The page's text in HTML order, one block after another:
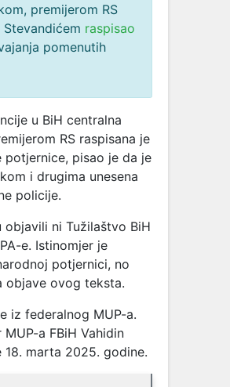
premijerom RS
raspisao
pomenutih
u BiH centralna
RS raspisana je
pisao je da je
i drugima unesena
policije.
ni Tužilaštvo BiH
e. Istinomjer je
potjernici, no
objave ovog teksta.
iz federalnog MUP-a.
a FBiH Vahidin
marta 2025. godine.